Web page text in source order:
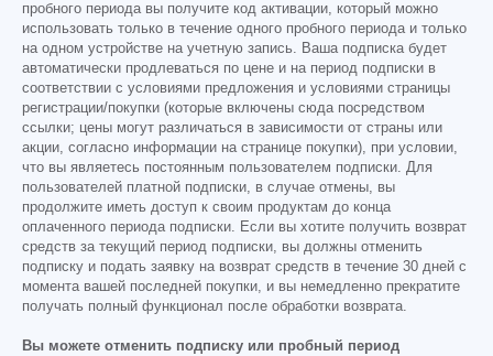
пробного периода вы получите код активации, который можно
использовать только в течение одного пробного периода и только
на одном устройстве на учетную запись. Ваша подписка будет
автоматически продлеваться по цене и на период подписки в
соответствии с условиями предложения и условиями страницы
регистрации/покупки (которые включены сюда посредством
ссылки; цены могут различаться в зависимости от страны или
акции, согласно информации на странице покупки), при условии,
что вы являетесь постоянным пользователем подписки. Для
пользователей платной подписки, в случае отмены, вы
продолжите иметь доступ к своим продуктам до конца
оплаченного периода подписки. Если вы хотите получить возврат
средств за текущий период подписки, вы должны отменить
подписку и подать заявку на возврат средств в течение 30 дней с
момента вашей последней покупки, и вы немедленно прекратите
получать полный функционал после обработки возврата.
Вы можете отменить подписку или пробный период